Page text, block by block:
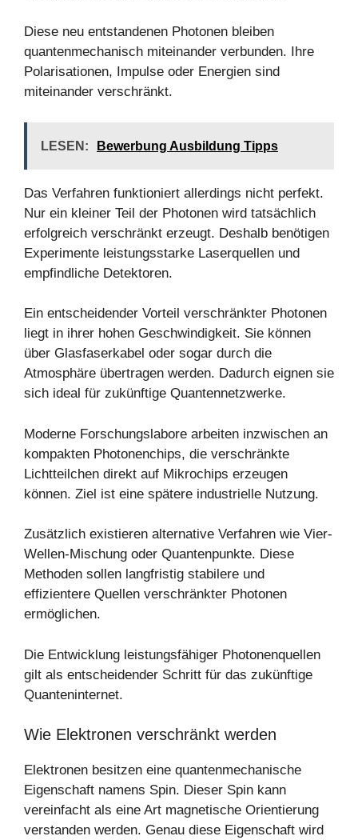
Diese neu entstandenen Photonen bleiben
quantenmechanisch miteinander verbunden. Ihre
Polarisationen, Impulse oder Energien sind
miteinander verschränkt.
LESEN: Bewerbung Ausbildung Tipps
Das Verfahren funktioniert allerdings nicht perfekt.
Nur ein kleiner Teil der Photonen wird tatsächlich
erfolgreich verschränkt erzeugt. Deshalb benötigen
Experimente leistungsstarke Laserquellen und
empfindliche Detektoren.
Ein entscheidender Vorteil verschränkter Photonen
liegt in ihrer hohen Geschwindigkeit. Sie können
über Glasfaserkabel oder sogar durch die
Atmosphäre übertragen werden. Dadurch eignen sie
sich ideal für zukünftige Quantennetzwerke.
Moderne Forschungslabore arbeiten inzwischen an
kompakten Photonenchips, die verschränkte
Lichtteilchen direkt auf Mikrochips erzeugen
können. Ziel ist eine spätere industrielle Nutzung.
Zusätzlich existieren alternative Verfahren wie Vier-
Wellen-Mischung oder Quantenpunkte. Diese
Methoden sollen langfristig stabilere und
effizientere Quellen verschränkter Photonen
ermöglichen.
Die Entwicklung leistungsfähiger Photonenquellen
gilt als entscheidender Schritt für das zukünftige
Quanteninternet.
Wie Elektronen verschränkt werden
Elektronen besitzen eine quantenmechanische
Eigenschaft namens Spin. Dieser Spin kann
vereinfacht als eine Art magnetische Orientierung
verstanden werden. Genau diese Eigenschaft wird